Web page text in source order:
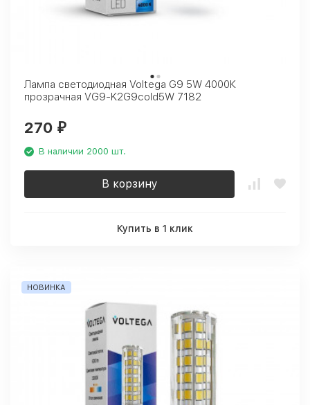
Лампа светодиодная Voltega G9 5W 4000К
прозрачная VG9-K2G9cold5W 7182
270 ₽
В наличии 2000 шт.
В корзину
Купить в 1 клик
НОВИНКА